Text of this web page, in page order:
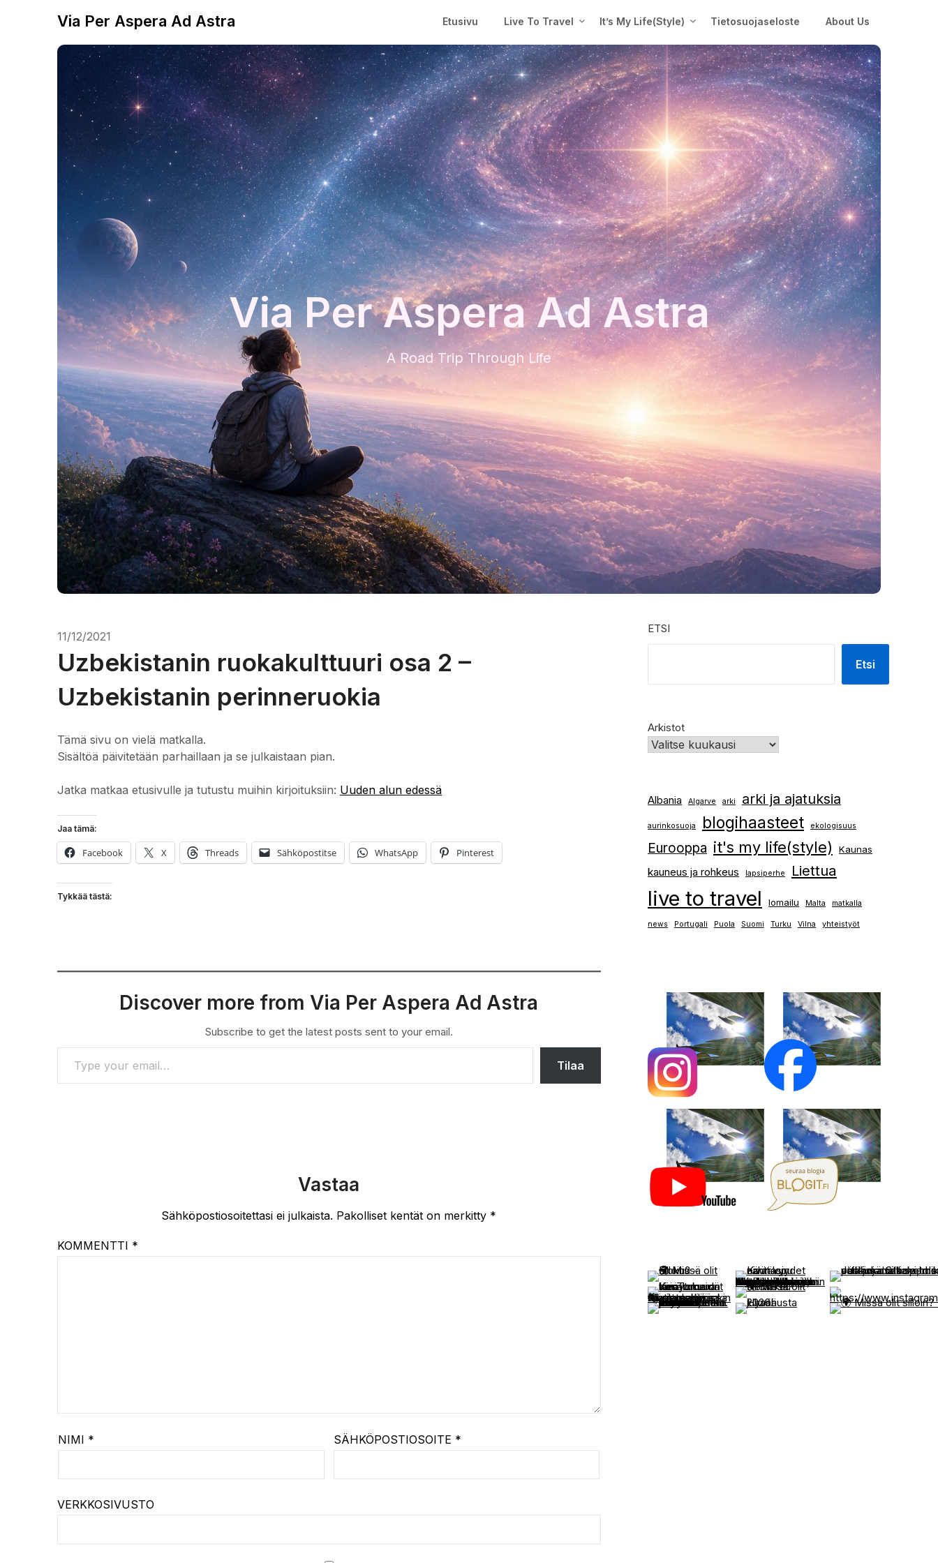
Via Per Aspera Ad Astra Etusivu Live To Travel It’s My Life(Style) Tietosuojaseloste About Us
Via Per Aspera Ad Astra
A Road Trip Through Life
11/12/2021
Uzbekistanin ruokakulttuuri osa 2 –
Uzbekistanin perinneruokia
Tämä sivu on vielä matkalla.
Sisältöä päivitetään parhaillaan ja se julkaistaan pian.
Jatka matkaa etusivulle ja tutustu muihin kirjoituksiin: Uuden alun edessä
Jaa tämä:
Facebook X Threads Sähköpostitse WhatsApp Pinterest
Tykkää tästä:
Discover more from Via Per Aspera Ad Astra
Subscribe to get the latest posts sent to your email.
TYPE YOUR EMAIL…
Tilaa
Vastaa
Sähköpostiosoitettasi ei julkaista. Pakolliset kentät on merkitty *
KOMMENTTI *
NIMI * SÄHKÖPOSTIOSOITE *
VERKKOSIVUSTO
ETSI
Etsi
Arkistot
Albania Algarve arki arki ja ajatuksia
aurinkosuoja blogihaasteet ekologisuus
Eurooppa it's my life(style) Kaunas
kauneus ja rohkeus lapsiperhe Liettua
live to travel lomailu Malta matkalla
news Portugali Puola Suomi Turku Vilna yhteistyöt